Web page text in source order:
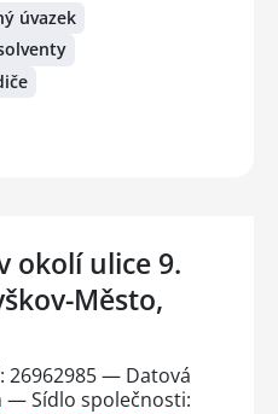
úvazek
okolí ulice 9.
Město,
26962985 — Datová
— Sídlo společnosti: